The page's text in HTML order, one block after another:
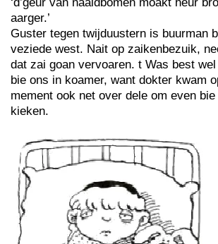
aarger.’
Guster tegen twijduustern is buurman
veziede west. Nait op zaikenbezuik,
dat zai goan vervoaren. t Was best
bie ons in koamer, want dokter kwam
mement ook net over dele om even bie
kieken.